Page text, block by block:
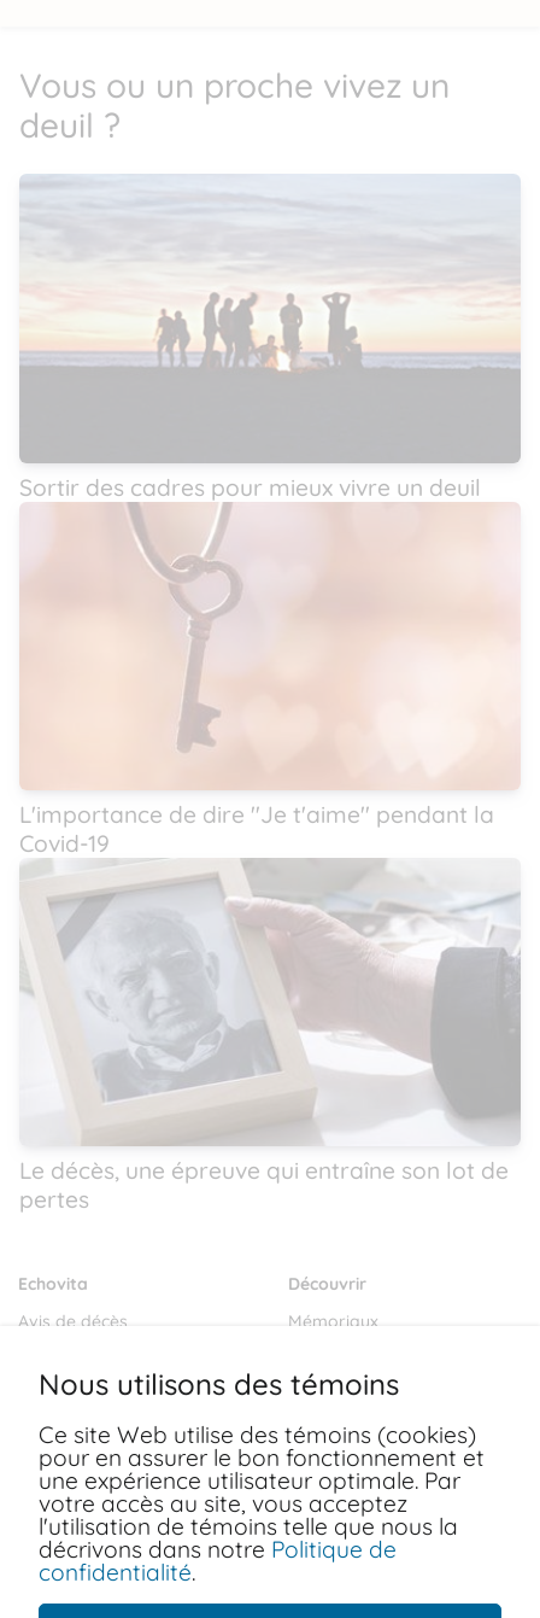
Vous ou un proche vivez un
deuil ?
Sortir des cadres pour mieux vivre un deuil
L'importance de dire ''Je t'aime'' pendant la
Covid-19
Le décès, une épreuve qui entraîne son lot de
pertes
Echovita
Avis de décès
Envoyer des fleurs
Découvrir
Mémoriaux
Blogs
Dernières volontés
Ressources
FAQ
Nous joindre
Conditions d'utilisation
Politiques de confidentialité
Nous utilisons des témoins
Ce site Web utilise des témoins (cookies)
pour en assurer le bon fonctionnement et
une expérience utilisateur optimale. Par
votre accès au site, vous acceptez
l'utilisation de témoins telle que nous la
décrivons dans notre Politique de
confidentialité.